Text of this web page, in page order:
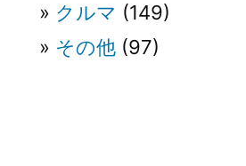
クルマ (149)
その他 (97)